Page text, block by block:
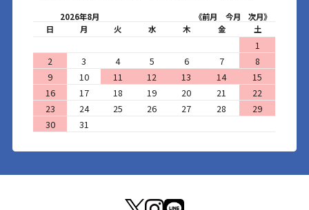
2026年8月 《前月 今月
次月》
日
月 火 水 木 金 土
1
2
3 4 5 6 7
8
9
10 11 12 13 14
15
16
17 18 19 20 21
22
23
24 25 26 27 28
29
30
31